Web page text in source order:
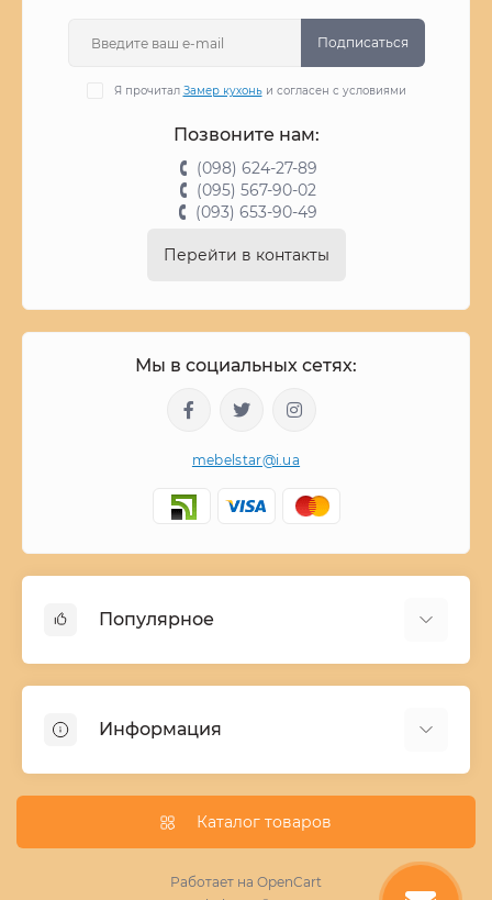
Подписаться
Я прочитал Замер кухоньи согласен с условиями
Позвоните нам:
(098) 624-27-89
(095) 567-90-02
(093) 653-90-49
Перейти в контакты
Мы в социальных сетях:
mebelstar@i.ua
Популярное
Шкафы купе ширина 90-210 cм высота 220 cм
Комоды из дерева
Кухни
Информация
Условия поставки мебели
Фотопечать для шкафа купе
Каталог товаров
Работает на OpenCart